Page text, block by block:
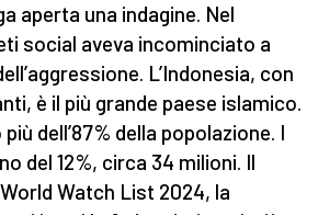
aperta una indagine. Nel
social aveva incominciato a
L’Indonesia, con
è il più grande paese islamico.
dell’87% della popolazione. I
del 12%, circa 34 milioni. Il
Watch List 2024, la